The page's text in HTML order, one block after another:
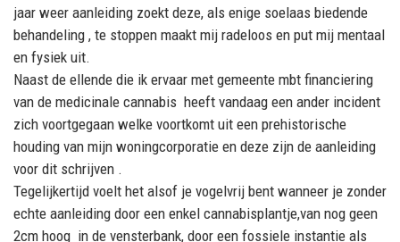
jaar weer aanleiding zoekt deze, als enige soelaas biedende
behandeling , te stoppen maakt mij radeloos en put mij mentaal
en fysiek uit.
Naast de ellende die ik ervaar met gemeente mbt financiering
van de medicinale cannabis heeft vandaag een ander incident
zich voortgegaan welke voortkomt uit een prehistorische
houding van mijn woningcorporatie en deze zijn de aanleiding
voor dit schrijven .
Tegelijkertijd voelt het alsof je vogelvrij bent wanneer je zonder
echte aanleiding door een enkel cannabisplantje,van nog geen
2cm hoog in de vensterbank, door een fossiele instantie als